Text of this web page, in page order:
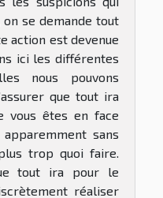
on se demande tout
action est devenue
ici les différentes
nous pouvons
que tout ira
vous êtes en face
sans
trop quoi faire.
tout ira pour le
réaliser